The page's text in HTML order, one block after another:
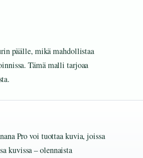
päälle, mikä mahdollistaa
Tämä malli tarjoaa
Pro voi tuottaa kuvia, joissa
kuvissa – olennaista